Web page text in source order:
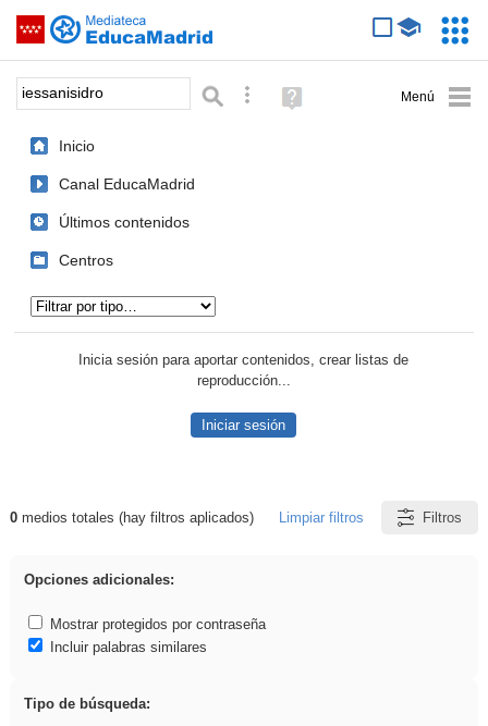
Saltar navegación
Palabra o frase: Búsqueda avanzada
Ayuda
(en
Inicio
Canal EducaMadrid
Últimos contenidos
Centros
Inicia sesión para aportar contenidos, crear listas de
reproducción...
Iniciar sesión
Resultados de: iessanisidro
0medios totales (hay filtros aplicados) Limpiar filtros Filtros
Opciones adicionales:
Mostrar protegidos por contraseña
Incluir palabras similares
Tipo de búsqueda: